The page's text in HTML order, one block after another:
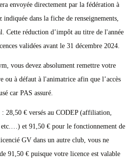
envoyée directement par la fédération à
indiquée dans la fiche de renseignements,
Cette réduction d’impôt au titre de l'année
validées avant le 31 décembre 2024.
vous devez absolument remettre votre
ou à défaut à l'animatrice afin que l’accès
car PAS assuré.
28,50 € versés au CODEP (affiliation,
etc.…) et 91,50 € pour le fonctionnement de
GV dans un autre club, vous ne
91,50 € puisque votre licence est valable